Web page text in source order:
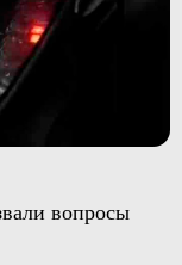
вопросы